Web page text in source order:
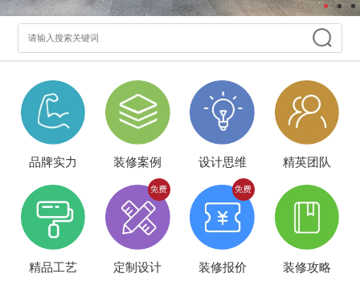
品牌实力 装修案例 设计思维 精英团队
精品工艺 定制设计 装修报价 装修攻略